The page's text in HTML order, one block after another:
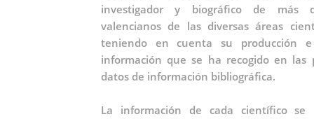
investigador y biográfico de más
valencianos de las diversas áreas
teniendo en cuenta su producción
información que se ha recogido en las
datos de información bibliográfica.
La información de cada científico se